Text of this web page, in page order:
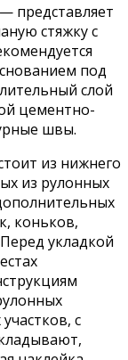
— представляет
стяжку с
под
слой
цементно-
швы.
из нижнего
из рулонных
коньков,
укладкой
с